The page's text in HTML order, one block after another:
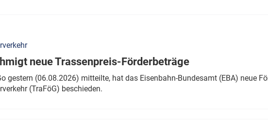
spricht für
Infrastruktur & Ausrüstung
ÖPNV
neue Trassenpreis-Förderbeträge
gestern (06.08.2026) mitteilte, hat das Eisenbahn-Bundesamt (EBA) neue
(TraFöG) beschieden.